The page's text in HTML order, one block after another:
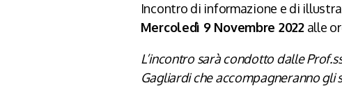
Incontro di informazione e di
Mercoledì 9 Novembre 2022alle
L’incontro sarà condotto dalle
Gagliardi che accompagneranno gli